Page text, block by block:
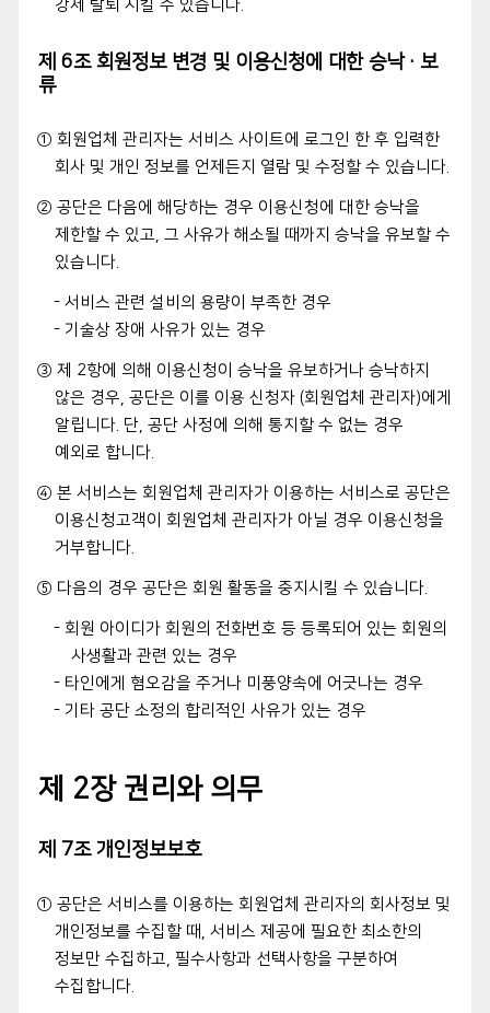
강제 탈퇴 시킬 수 있습니다.
제 6조 회원정보 변경 및 이용신청에 대한 승낙·보
류
① 회원업체 관리자는 서비스 사이트에 로그인 한 후 입력한
회사 및 개인 정보를 언제든지 열람 및 수정할 수 있습니다.
② 공단은 다음에 해당하는 경우 이용신청에 대한 승낙을
제한할 수 있고, 그 사유가 해소될 때까지 승낙을 유보할 수
있습니다.
- 서비스 관련 설비의 용량이 부족한 경우
- 기술상 장애 사유가 있는 경우
③ 제 2항에 의해 이용신청이 승낙을 유보하거나 승낙하지
않은 경우, 공단은 이를 이용 신청자 (회원업체 관리자)에게
알립니다. 단, 공단 사정에 의해 통지할 수 없는 경우
예외로 합니다.
④ 본 서비스는 회원업체 관리자가 이용하는 서비스로 공단은
이용신청고객이 회원업체 관리자가 아닐 경우 이용신청을
거부합니다.
⑤ 다음의 경우 공단은 회원 활동을 중지시킬 수 있습니다.
- 회원 아이디가 회원의 전화번호 등 등록되어 있는 회원의
사생활과 관련 있는 경우
- 타인에게 혐오감을 주거나 미풍양속에 어긋나는 경우
- 기타 공단 소정의 합리적인 사유가 있는 경우
제 2장 권리와 의무
제 7조 개인정보보호
① 공단은 서비스를 이용하는 회원업체 관리자의 회사정보 및
개인정보를 수집할 때, 서비스 제공에 필요한 최소한의
정보만 수집하고, 필수사항과 선택사항을 구분하여
수집합니다.